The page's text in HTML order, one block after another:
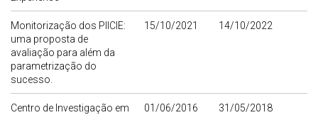
Monitorização dos PIICIE:
uma proposta de
avaliação para além da
parametrização do
sucesso.
15/10/2021 14/10/2022
Centro de Investigação em
01/06/2016 31/05/2018